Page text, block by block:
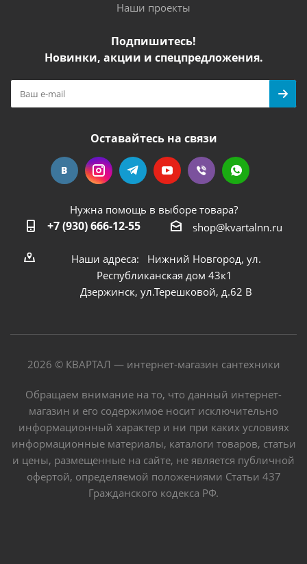
Наши проекты
Подпишитесь!
Новинки, акции и спецпредложения.
Оставайтесь на связи
Нужна помощь в выборе товара?
+7 (930) 666-12-55 shop@kvartalnn.ru
Наши адреса: Нижний Новгород, ул.
Республиканская дом 43к1
Дзержинск, ул.Терешковой, д.62 В
2026 © КВАРТАЛ — интернет-магазин сантехники
Обращаем внимание на то, что данный интернет-
магазин и его содержимое носит исключительно
информационный характер и ни при каких условиях
информационные материалы, каталоги товаров, статьи
и цены, размещенные на сайте, не является публичной
офертой, определяемой положениями Статьи 437
Гражданского кодекса РФ.